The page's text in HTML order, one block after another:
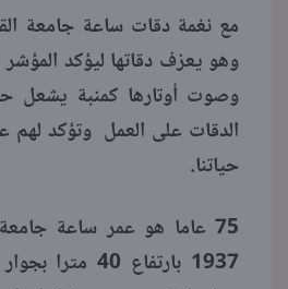
فنجان
بوابة
منوعات
مع نغمة دقات ساعة جامعة
وهو يعزف دقاتها ليؤكد
وصوت أوتارها كمنبة
الدقات على العمل وتؤكد لهم
حياتنا.
75 عاما هو عمر ساعة
1937 بارتفاع 40